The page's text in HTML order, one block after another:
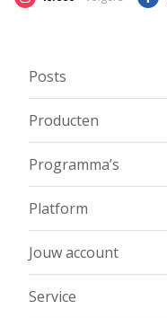
Posts
Producten
Programma’s
Platform
Jouw account
Service